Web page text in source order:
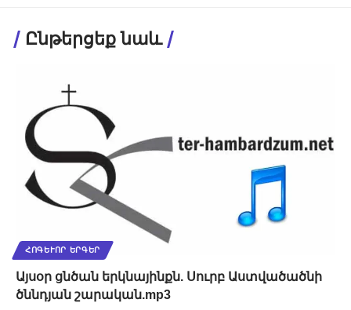
Ընթերցեք նաև
ՀՈԳԵՒՈՐ ԵՐԳԵՐ
Այսօր ցնծան երկնայինքն. Սուրբ Աստվածածնի
ծննդյան շարական.mp3